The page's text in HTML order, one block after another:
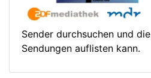
Sender durchsuchen und
Sendungen auflisten kann.